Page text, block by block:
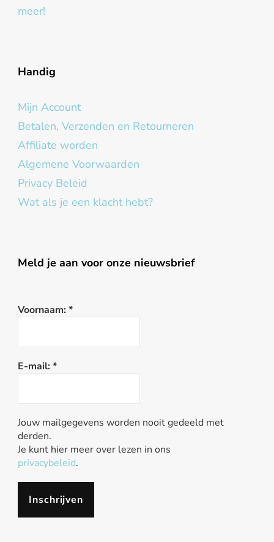
meer!
Handig
Mijn Account
Betalen, Verzenden en Retourneren
Affiliate worden
Algemene Voorwaarden
Privacy Beleid
Wat als je een klacht hebt?
Meld je aan voor onze nieuwsbrief
Voornaam: *
E-mail: *
Jouw mailgegevens worden nooit gedeeld met
derden.
Je kunt hier meer over lezen in ons
privacybeleid.